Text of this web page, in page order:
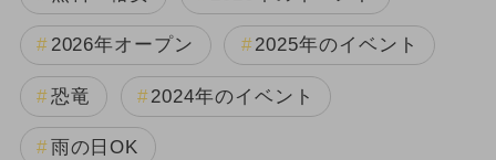
2026年オープン 2025年のイベント
恐竜 2024年のイベント
雨の日OK